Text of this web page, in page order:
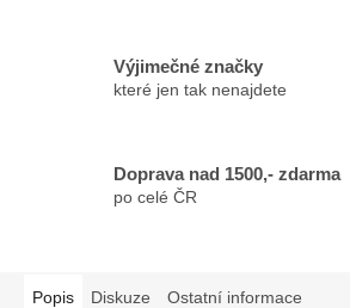
Výjimečné značky
které jen tak nenajdete
Doprava nad 1500,- zdarma
po celé ČR
Popis Diskuze Ostatní informace